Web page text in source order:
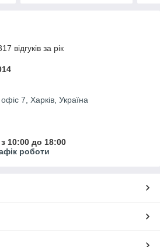
відгуків за рік
7, Харків, Україна
10:00 до 18:00
роботи